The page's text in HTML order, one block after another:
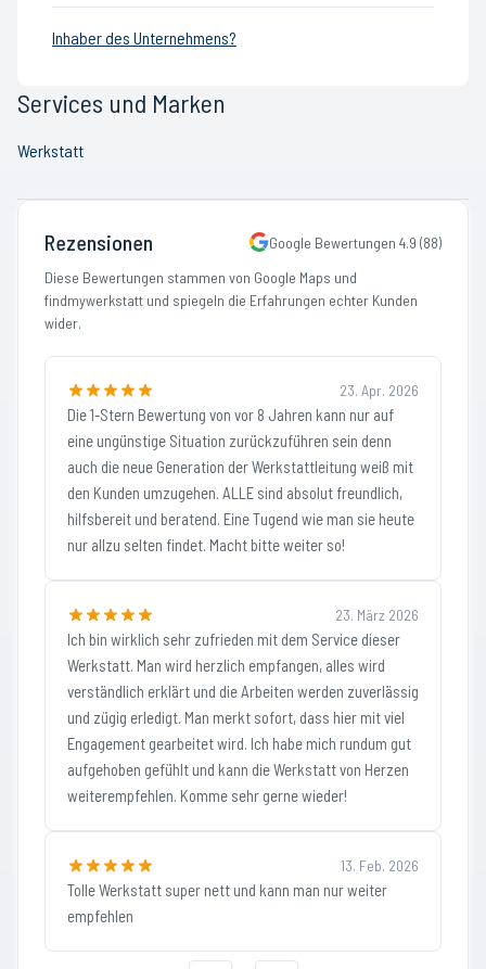
Inhaber des Unternehmens?
Services und Marken
Werkstatt
Rezensionen Google Bewertungen 4.9 (88)
Diese Bewertungen stammen von Google Maps und
findmywerkstatt und spiegeln die Erfahrungen echter Kunden
wider.
23. Apr. 2026
Die 1-Stern Bewertung von vor 8 Jahren kann nur auf
eine ungünstige Situation zurückzuführen sein denn
auch die neue Generation der Werkstattleitung weiß mit
den Kunden umzugehen. ALLE sind absolut freundlich,
hilfsbereit und beratend. Eine Tugend wie man sie heute
nur allzu selten findet. Macht bitte weiter so!
23. März 2026
Ich bin wirklich sehr zufrieden mit dem Service dieser
Werkstatt. Man wird herzlich empfangen, alles wird
verständlich erklärt und die Arbeiten werden zuverlässig
und zügig erledigt. Man merkt sofort, dass hier mit viel
Engagement gearbeitet wird. Ich habe mich rundum gut
aufgehoben gefühlt und kann die Werkstatt von Herzen
weiterempfehlen. Komme sehr gerne wieder!
13. Feb. 2026
Tolle Werkstatt super nett und kann man nur weiter
empfehlen